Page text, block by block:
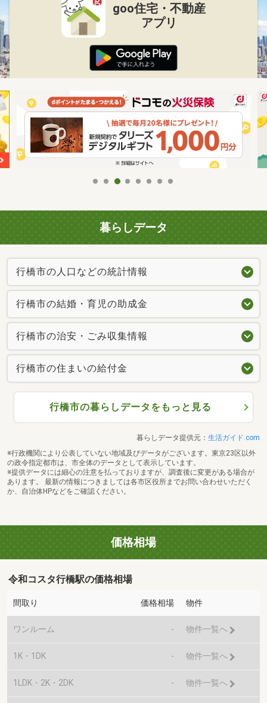
goo住宅・不動産
アプリ
暮らしデータ
行橋市の人口などの統計情報
行橋市の結婚・育児の助成金
行橋市の治安・ごみ収集情報
行橋市の住まいの給付金
行橋市の暮らしデータをもっと見る
暮らしデータ提供元： 生活ガイド.com
※行政機関により公表していない地域及びデータがございます。東京23区以外
の政令指定都市は、市全体のデータとして表示しています。
※提供データには細心の注意を払っておりますが、調査後に変更がある場合が
あります。 最新の情報につきましては各市区役所までお問い合わせいただく
か、自治体HPなどをご確認ください。
価格相場
令和コスタ行橋駅の価格相場
間取り 価格相場 物件
ワンルーム - 物件一覧へ
1K・1DK - 物件一覧へ
1LDK・2K・2DK - 物件一覧へ